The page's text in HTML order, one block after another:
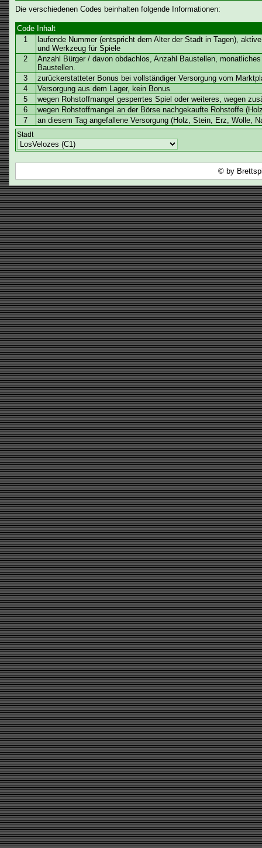
Die verschiedenen Codes beinhalten folgende Informationen:
Code Inhalt
1
laufende Nummer (entspricht dem Alter der Stadt in Tagen),
und Werkzeug für Spiele
2
Anzahl Bürger / davon obdachlos, Anzahl Baustellen,
Baustellen.
3
zurückerstatteter Bonus bei vollständiger Versorgung vom
4
Versorgung aus dem Lager, kein Bonus
5
wegen Rohstoffmangel gesperrtes Spiel oder weiteres, wegen
6
wegen Rohstoffmangel an der Börse nachgekaufte Rohstoffe
7
an diesem Tag angefallene Versorgung (Holz, Stein, Erz, Wolle,
Stadt
© by